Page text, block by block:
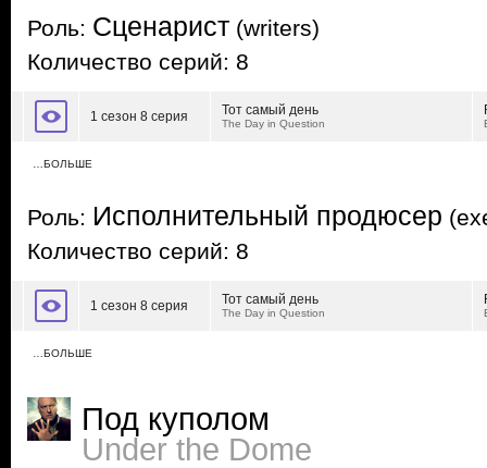
Роль: Сценарист (writers)
Количество серий: 8
1 сезон 8 серия Тот самый день
The Day in Question
…БОЛЬШЕ
Роль: Исполнительный продюсер
Количество серий: 8
1 сезон 8 серия Тот самый день
The Day in Question
…БОЛЬШЕ
Под куполом
Under the Dome